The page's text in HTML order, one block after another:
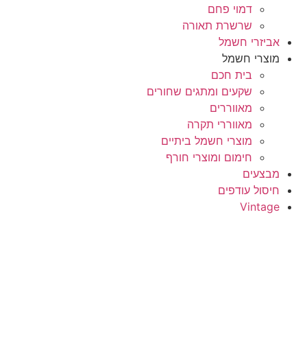
דמוי פחם
שרשרת תאורה
אביזרי חשמל
מוצרי חשמל
בית חכם
שקעים ומתגים שחורים
מאווררים
מאווררי תקרה
מוצרי חשמל ביתיים
חימום ומוצרי חורף
מבצעים
חיסול עודפים
Vintage